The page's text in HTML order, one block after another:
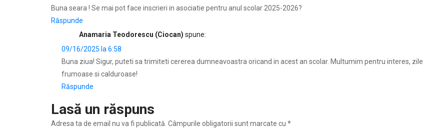
Buna seara ! Se mai pot face inscrieri in asociatie pentru anul scolar 2025-2026?
Răspunde
Anamaria Teodorescu (Ciocan) spune:
09/16/2025 la 6:58
Buna ziua! Sigur, puteti sa trimiteti cererea dumneavoastra oricand in acest an scolar. Multumim pentru interes, zile
frumoase si calduroase!
Răspunde
Lasă un răspuns
Adresa ta de email nu va fi publicată. Câmpurile obligatorii sunt marcate cu *